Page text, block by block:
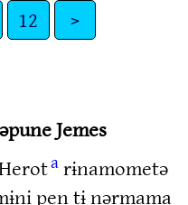
12 >
Jemes
arɨnamometə
pen tɨ nərmama